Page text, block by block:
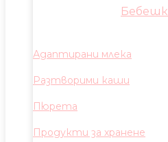
Адаптирани млека
Разтворими каши
Пюрета
Продукти за хранене